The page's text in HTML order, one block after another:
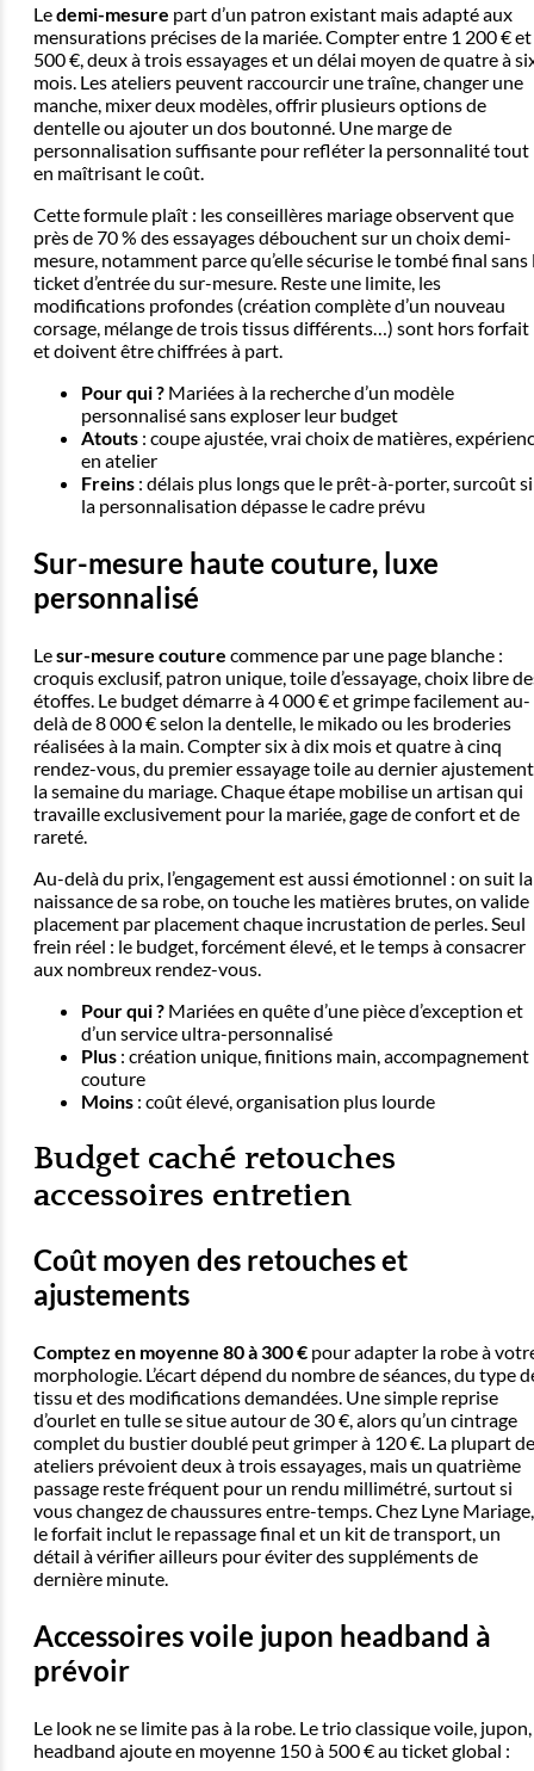
Ledemi-mesure part d’un patron existant mais adapté aux
mensurations précises de la mariée. Compter entre 1 200 €
500 €, deux à trois essayages et un délai moyen de quatre à
mois. Les ateliers peuvent raccourcir une traîne, changer une
manche, mixer deux modèles, offrir plusieurs options de
dentelle ou ajouter un dos boutonné. Une marge de
personnalisation suffisante pour refléter la personnalité tout
en maîtrisant le coût.
Cette formule plaît : les conseillères mariage observent que
près de 70 % des essayages débouchent sur un choix demi-
mesure, notamment parce qu’elle sécurise le tombé final sans
ticket d’entrée du sur-mesure. Reste une limite, les
modifications profondes (création complète d’un nouveau
corsage, mélange de trois tissus différents…) sont hors forfait
et doivent être chiffrées à part.
Pour qui ? Mariées à la recherche d’un modèle
personnalisé sans exploser leur budget
Atouts : coupe ajustée, vrai choix de matières,
en atelier
Freins : délais plus longs que le prêt-à-porter, surcoût si
la personnalisation dépasse le cadre prévu
Sur-mesure haute couture, luxe
personnalisé
Lesur-mesure couture commence par une page blanche :
croquis exclusif, patron unique, toile d’essayage, choix libre
étoffes. Le budget démarre à 4 000 € et grimpe facilement au-
delà de 8 000 € selon la dentelle, le mikado ou les broderies
réalisées à la main. Compter six à dix mois et quatre à cinq
rendez-vous, du premier essayage toile au dernier
la semaine du mariage. Chaque étape mobilise un artisan qui
travaille exclusivement pour la mariée, gage de confort et de
rareté.
Au-delà du prix, l’engagement est aussi émotionnel : on suit la
naissance de sa robe, on touche les matières brutes, on valide
placement par placement chaque incrustation de perles. Seul
frein réel : le budget, forcément élevé, et le temps à consacrer
aux nombreux rendez-vous.
Pour qui ? Mariées en quête d’une pièce d’exception et
d’un service ultra-personnalisé
Plus : création unique, finitions main, accompagnement
couture
Moins : coût élevé, organisation plus lourde
Budget caché retouches
accessoires entretien
Coût moyen des retouches et
ajustements
Comptez en moyenne 80 à 300 € pour adapter la robe à
morphologie. L’écart dépend du nombre de séances, du type
tissu et des modifications demandées. Une simple reprise
d’ourlet en tulle se situe autour de 30 €, alors qu’un cintrage
complet du bustier doublé peut grimper à 120 €. La plupart
ateliers prévoient deux à trois essayages, mais un quatrième
passage reste fréquent pour un rendu millimétré, surtout si
vous changez de chaussures entre-temps. Chez Lyne Mariage,
le forfait inclut le repassage final et un kit de transport, un
détail à vérifier ailleurs pour éviter des suppléments de
dernière minute.
Accessoires voile jupon headband à
prévoir
Le look ne se limite pas à la robe. Le trio classique voile, jupon,
headband ajoute en moyenne 150 à 500 € au ticket global :